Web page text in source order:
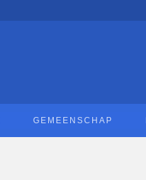
GEMEENSCHAP